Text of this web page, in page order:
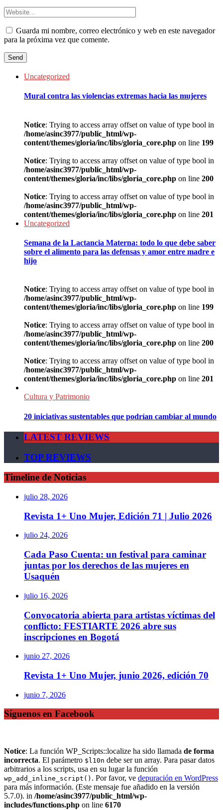
Guarda mi nombre, correo electrónico y web en este navegador
para la próxima vez que comente.
Uncategorized
Mural contra las violencias extremas hacia las mujeres
Notice: Trying to access array offset on value of type bool in
/home/asinc3977/public_html/wp-
content/themes/gloria/inc/libs/gloria_core.php on line 199
Notice: Trying to access array offset on value of type bool in
/home/asinc3977/public_html/wp-
content/themes/gloria/inc/libs/gloria_core.php on line 200
Notice: Trying to access array offset on value of type bool in
/home/asinc3977/public_html/wp-
content/themes/gloria/inc/libs/gloria_core.php on line 201
Uncategorized
Semana de la Lactancia Materna: todo lo que debe saber
sobre el alimento para las defensas y amor entre madre e
hijo
Notice: Trying to access array offset on value of type bool in
/home/asinc3977/public_html/wp-
content/themes/gloria/inc/libs/gloria_core.php on line 199
Notice: Trying to access array offset on value of type bool in
/home/asinc3977/public_html/wp-
content/themes/gloria/inc/libs/gloria_core.php on line 200
Notice: Trying to access array offset on value of type bool in
/home/asinc3977/public_html/wp-
content/themes/gloria/inc/libs/gloria_core.php on line 201
Cultura y Patrimonio
20 iniciativas sustentables que podrían cambiar al mundo
LATEST REVIEWS
TOP REVIEWS
Timeline de Noticias
julio 28, 2026
Revista 1+ Uno Mujer, Edición 71 | Julio 2026
julio 24, 2026
Cada Paso Cuenta: un festival para caminar
juntas por los derechos de las mujeres en
Usaquén
julio 16, 2026
Convocatoria abierta para artistas víctimas del
conflicto: FESTIARTE 2026 abre sus
inscripciones en Bogotá
junio 27, 2026
Revista 1+ Uno Mujer, junio 2026, edición 70
junio 7, 2026
Síguenos en Facebook
Notice: La función WP_Scripts::localize ha sido llamada de forma
incorrecta. El parámetro $l10n debe ser un array. Para pasar datos
arbitrarios a los scripts, usa en su lugar la función
wp_add_inline_script() . Por favor, ve depuración en WordPress
para más información. (Este mensaje fue añadido en la versión
5.7.0). in /home/asinc3977/public_html/wp-
includes/functions.php on line 6170